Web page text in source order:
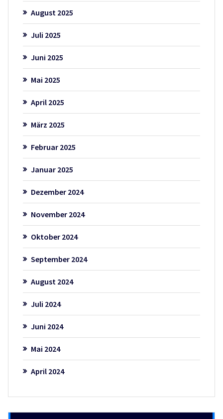
August 2025
Juli 2025
Juni 2025
Mai 2025
April 2025
März 2025
Februar 2025
Januar 2025
Dezember 2024
November 2024
Oktober 2024
September 2024
August 2024
Juli 2024
Juni 2024
Mai 2024
April 2024